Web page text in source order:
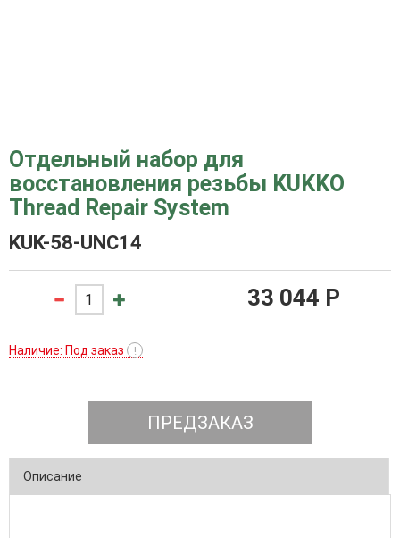
Отдельный набор для
восстановления резьбы KUKKO
Thread Repair System
KUK-58-UNC14
33 044 P
Наличие: Под заказ !
ПРЕДЗАКАЗ
Описание